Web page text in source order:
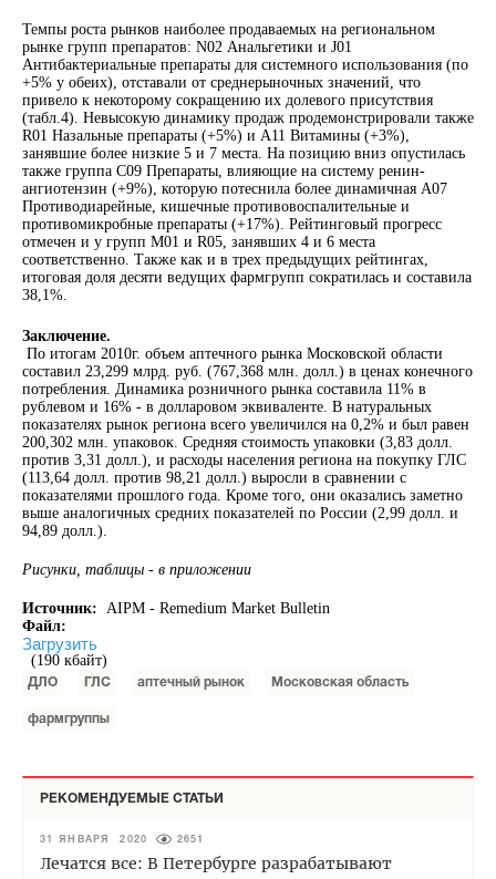
Темпы роста рынков наиболее продаваемых на региональном
рынке групп препаратов: N02 Анальгетики и J01
Антибактериальные препараты для системного использования (по
+5% у обеих), отставали от среднерыночных значений, что
привело к некоторому сокращению их долевого присутствия
(табл.4). Невысокую динамику продаж продемонстрировали также
R01 Назальные препараты (+5%) и A11 Витамины (+3%),
занявшие более низкие 5 и 7 места. На позицию вниз опустилась
также группа C09 Препараты, влияющие на систему ренин-
ангиотензин (+9%), которую потеснила более динамичная A07
Противодиарейные, кишечные противовоспалительные и
противомикробные препараты (+17%). Рейтинговый прогресс
отмечен и у групп M01 и R05, занявших 4 и 6 места
соответственно. Также как и в трех предыдущих рейтингах,
итоговая доля десяти ведущих фармгрупп сократилась и составила
38,1%.
Заключение.
По итогам 2010г. объем аптечного рынка Московской области
составил 23,299 млрд. руб. (767,368 млн. долл.) в ценах конечного
потребления. Динамика розничного рынка составила 11% в
рублевом и 16% - в долларовом эквиваленте. В натуральных
показателях рынок региона всего увеличился на 0,2% и был равен
200,302 млн. упаковок. Средняя стоимость упаковки (3,83 долл.
против 3,31 долл.), и расходы населения региона на покупку ГЛС
(113,64 долл. против 98,21 долл.) выросли в сравнении с
показателями прошлого года. Кроме того, они оказались заметно
выше аналогичных средних показателей по России (2,99 долл. и
94,89 долл.).
Рисунки, таблицы - в приложении
Источник:
AIPM - Remedium Market Bulletin
Файл:
Загрузить
(190 кбайт)
ДЛО ГЛС аптечный рынок Московская область
фармгруппы
РЕКОМЕНДУЕМЫЕ СТАТЬИ
31 ЯНВАРЯ 2020 2651
Лечатся все: В Петербурге разрабатывают